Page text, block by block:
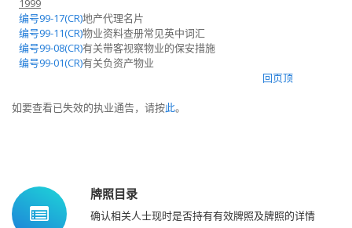
1999
编号99-17(CR)地产代理名片
编号99-11(CR)物业资料查册常见英中词汇
编号99-08(CR)有关带客视察物业的保安措施
编号99-01(CR)有关负资产物业
回页顶
如要查看已失效的执业通告，请按此。
牌照目录
确认相关人士现时是否持有有效牌照及牌照的详情